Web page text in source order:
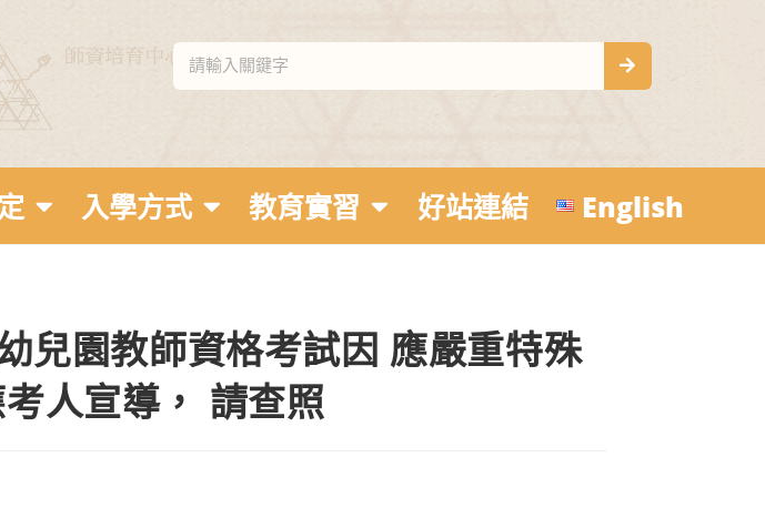
入學方式 教育實習 好站連結 English
兒園教師資格考試因 應嚴重特殊
人宣導， 請查照